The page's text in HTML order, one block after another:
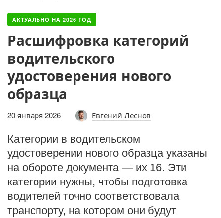
АКТУАЛЬНО НА 2026 ГОД
Расшифровка категорий
водительского
удостоверения нового
образца
20 января 2026 Евгений Леснов
Категории в водительском
удостоверении нового образца указаны
на обороте документа — их 16. Эти
категории нужны, чтобы подготовка
водителей точно соответствовала
транспорту, на котором они будут